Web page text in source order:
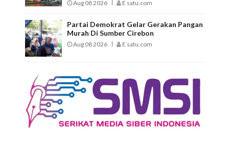
Aug 08 2026 E satu.com
Partai Demokrat Gelar Gerakan Pangan
Murah Di Sumber Cirebon
Aug 08 2026 E satu.com